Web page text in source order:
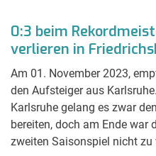
0:3 beim
verlieren in
Am 01. November 2023,
den Aufsteiger aus
Karlsruhe gelang es zwar
bereiten, doch am Ende war
zweiten Saisonspiel nicht zu